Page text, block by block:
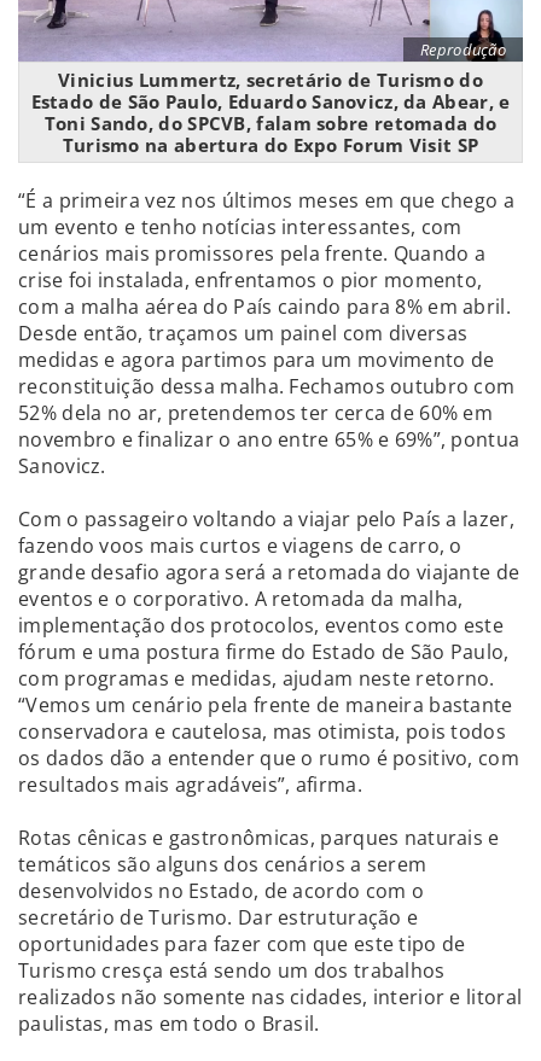
Reprodução
Vinicius Lummertz, secretário de Turismo do
Estado de São Paulo, Eduardo Sanovicz, da Abear, e
Toni Sando, do SPCVB, falam sobre retomada do
Turismo na abertura do Expo Forum Visit SP
“É a primeira vez nos últimos meses em que chego a
um evento e tenho notícias interessantes, com
cenários mais promissores pela frente. Quando a
crise foi instalada, enfrentamos o pior momento,
com a malha aérea do País caindo para 8% em abril.
Desde então, traçamos um painel com diversas
medidas e agora partimos para um movimento de
reconstituição dessa malha. Fechamos outubro com
52% dela no ar, pretendemos ter cerca de 60% em
novembro e finalizar o ano entre 65% e 69%”, pontua
Sanovicz.
Com o passageiro voltando a viajar pelo País a lazer,
fazendo voos mais curtos e viagens de carro, o
grande desafio agora será a retomada do viajante de
eventos e o corporativo. A retomada da malha,
implementação dos protocolos, eventos como este
fórum e uma postura firme do Estado de São Paulo,
com programas e medidas, ajudam neste retorno.
“Vemos um cenário pela frente de maneira bastante
conservadora e cautelosa, mas otimista, pois todos
os dados dão a entender que o rumo é positivo, com
resultados mais agradáveis”, afirma.
Rotas cênicas e gastronômicas, parques naturais e
temáticos são alguns dos cenários a serem
desenvolvidos no Estado, de acordo com o
secretário de Turismo. Dar estruturação e
oportunidades para fazer com que este tipo de
Turismo cresça está sendo um dos trabalhos
realizados não somente nas cidades, interior e litoral
paulistas, mas em todo o Brasil.